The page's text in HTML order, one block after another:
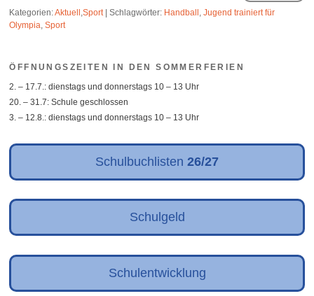
Kategorien:Aktuell ,Sport |Schlagwörter: Handball ,Jugend trainiert für
Olympia ,Sport
ÖFFNUNGSZEITEN IN DEN SOMMERFERIEN
2. – 17.7.: dienstags und donnerstags 10 – 13 Uhr
20. – 31.7: Schule geschlossen
3. – 12.8.: dienstags und donnerstags 10 – 13 Uhr
Schulbuchlisten 26/27
Schulgeld
Schulentwicklung